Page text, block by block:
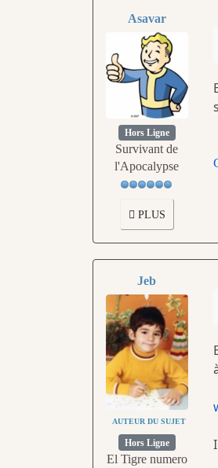
Asavar
Hors Ligne
Survivant de
l'Apocalypse
PLUS
Jeb
AUTEUR DU SUJET
Hors Ligne
El Tigre numero